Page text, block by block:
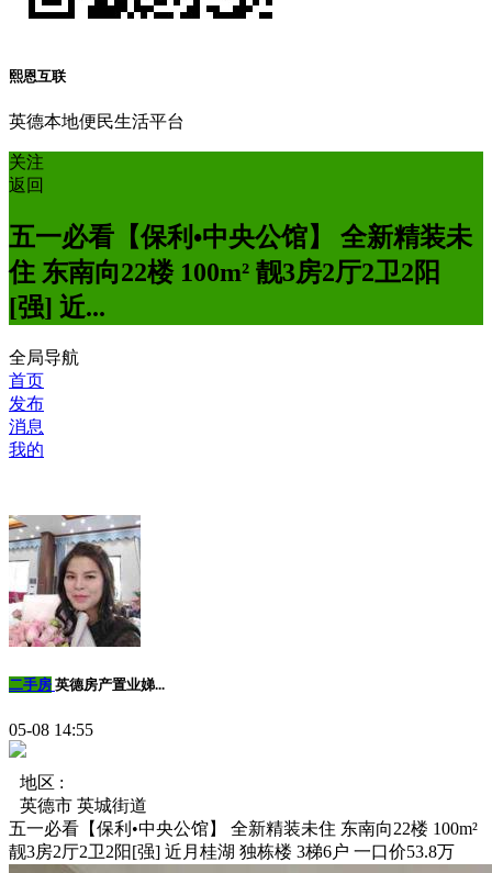
熙恩互联
英德本地便民生活平台
关注
返回
五一必看【保利•中央公馆】 全新精装未
住 东南向22楼 100m² 靓3房2厅2卫2阳
[强] 近...
全局导航
首页
发布
消息
我的
二手房 英德房产置业娣...
05-08 14:55
地区 :
英德市 英城街道
五一必看【保利•中央公馆】 全新精装未住 东南向22楼 100m²
靓3房2厅2卫2阳[强] 近月桂湖 独栋楼 3梯6户 一口价53.8万